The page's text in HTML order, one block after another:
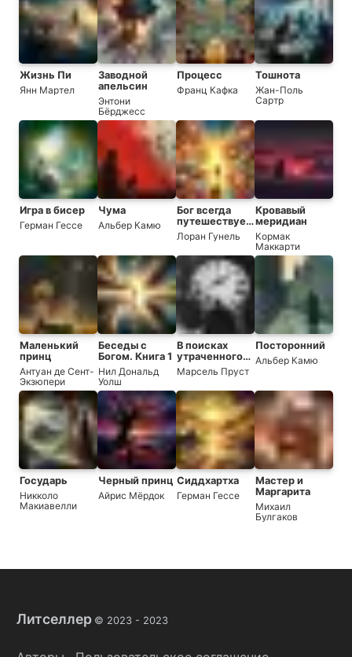
Жизнь Пи
Янн Мартел
Заводной
апельсин
Энтони
Бёрджесс
Процесс
Франц Кафка
Тошнота
Жан-Поль
Сартр
Игра в бисер
Герман Гессе
Чума
Альбер Камю
Бог всегда
путешествует
инкогнито
Лоран Гунель
Кровавый
меридиан
Кормак
Маккарти
Маленький
принц
Антуан де Сент-
Экзюпери
Беседы с
Богом. Книга 1
Нил Дональд
Уолш
В поисках
утраченного
времени
Марсель Пруст
Посторонний
Альбер Камю
Государь
Никколо
Макиавелли
Черный принц
Айрис Мёрдок
Сиддхартха
Герман Гессе
Мастер и
Маргарита
Михаил
Булгаков
Литселлер © 2023 - 2023